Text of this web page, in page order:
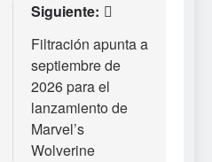
Siguiente:
Filtración apunta a
septiembre de
2026 para el
lanzamiento de
Marvel’s
Wolverine